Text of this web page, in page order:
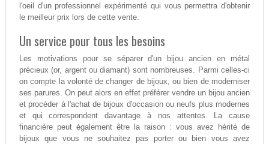
l'oeil d'un professionnel expérimenté qui vous permettra d'obtenir
le meilleur prix lors de cette vente.
Un service pour tous les besoins
Les motivations pour se séparer d'un bijou ancien en métal
précieux (or, argent ou diamant) sont nombreuses. Parmi celles-ci
on compte la volonté de changer de bijoux, ou bien de moderniser
ses parures. On peut alors en effet préférer vendre un bijou ancien
et procéder à l'achat de bijoux d'occasion ou neufs plus modernes
et qui correspondent davantage à nos attentes. La cause
financière peut également être la raison : vous avez hérité de
bijoux que vous ne souhaitez pas porter ou bien vous avez